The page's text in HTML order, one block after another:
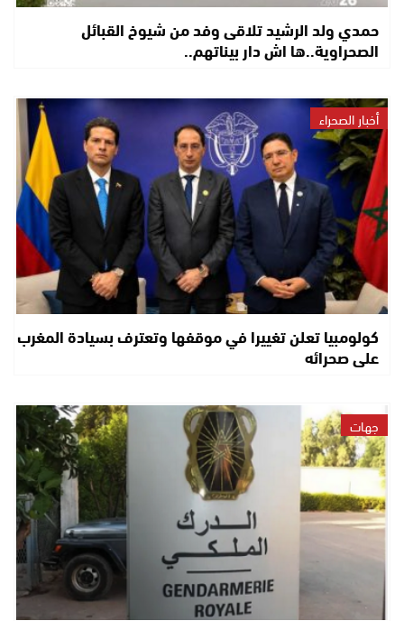
حمدي ولد الرشيد تلاقى وفد من شيوخ القبائل
الصحراوية..ها اش دار بيناتهم..
أخبار الصحراء
كولومبيا تعلن تغييرا في موقفها وتعترف بسيادة المغرب
على صحرائه
جهات